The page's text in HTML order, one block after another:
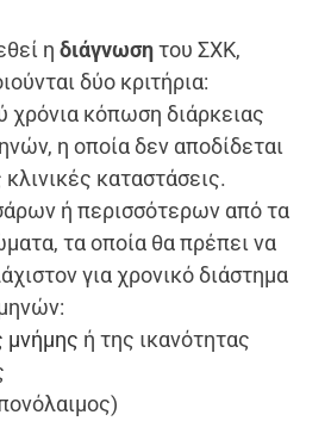
ηδιάγνωσητου ΣΧΚ,
δύο κριτήρια:
χρόνια κόπωση διάρκειας
η οποία δεν αποδίδεται
καταστάσεις.
ή περισσότερων από τα
τα οποία θα πρέπει να
για χρονικό διάστημα
μνήμης ή της ικανότητας